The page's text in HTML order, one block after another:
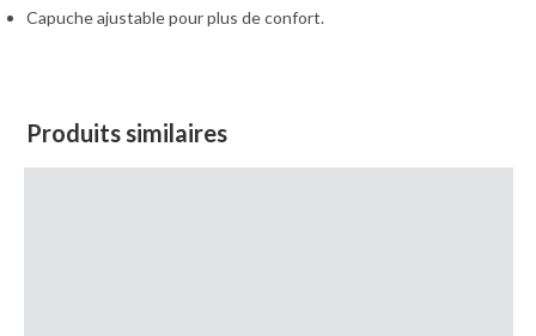
Capuche ajustable pour plus de confort.
Produits similaires